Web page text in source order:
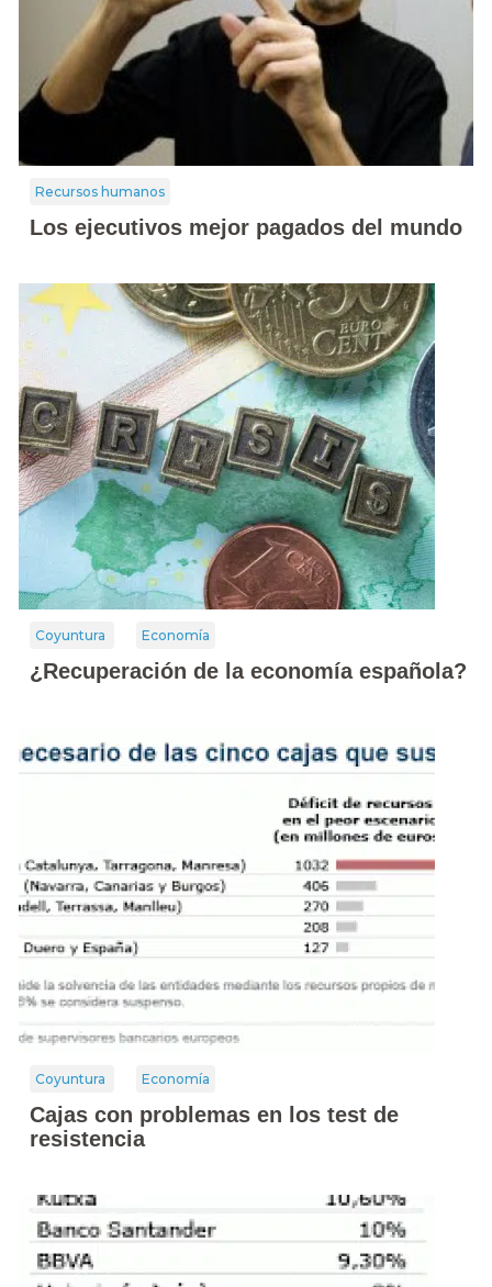
Recursos humanos
Los ejecutivos mejor pagados del mundo
Coyuntura Economía
¿Recuperación de la economía española?
Coyuntura Economía
Cajas con problemas en los test de
resistencia